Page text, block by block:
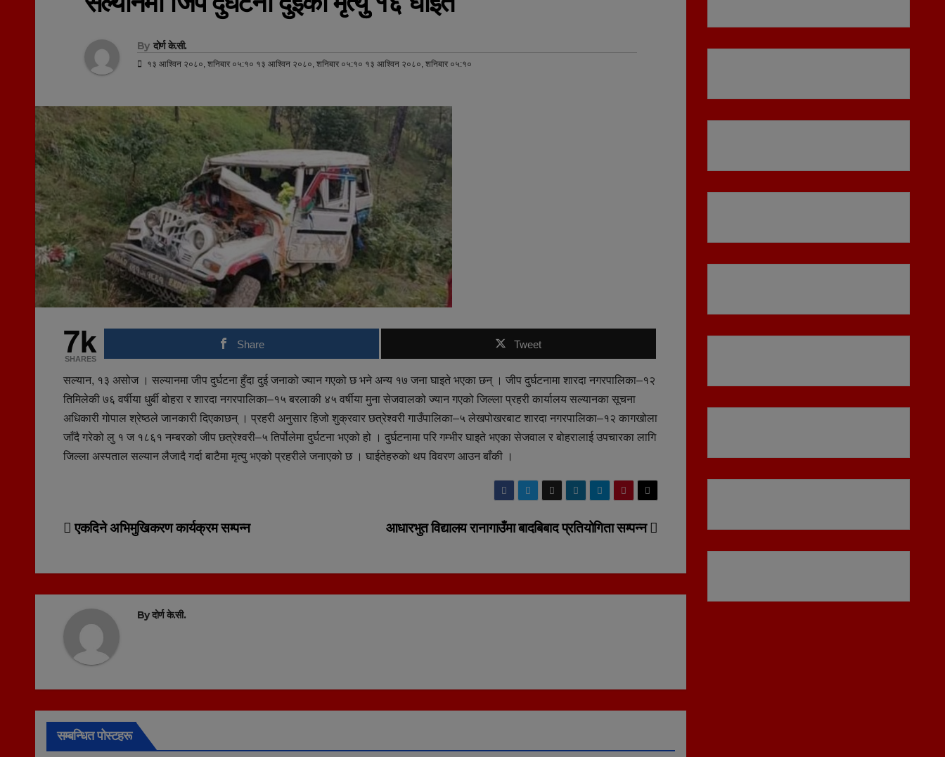
By दोर्ण के.सी.
१३ आश्विन २०८०, शनिबार ०५:१० १३ आश्विन २०८०, शनिबार ०५:१० १३ आश्विन २०८०, शनिबार ०५:१०
7k
SHARES
Share Tweet
सल्यान, १३ असोज । सल्यानमा जीप दुर्घटना हुँदा दुई जनाको ज्यान गएको छ भने अन्य १७ जना घाइते भएका छन् । जीप दुर्घटनामा शारदा नगरपालिका–१२
तिमिलेकी ७६ वर्षीया धुर्बी बोहरा र शारदा नगरपालिका–१५ बरलाकी ४५ वर्षीया मुना सेजवालको ज्यान गएको जिल्ला प्रहरी कार्यालय सल्यानका सूचना
अधिकारी गोपाल श्रेष्ठले जानकारी दिएकाछन् । प्रहरी अनुसार हिजो शुक्रवार छत्रेश्वरी गाउँपालिका–५ लेखपोखरबाट शारदा नगरपालिका–१२ कागखोला
जाँदै गरेको लु १ ज १८६१ नम्बरको जीप छत्रेश्वरी–५ तिर्पोलेमा दुर्घटना भएको हो । दुर्घटनामा परि गम्भीर घाइते भएका सेजवाल र बोहरालाई उपचारका लागि
जिल्ला अस्पताल सल्यान लैजादै गर्दा बाटैमा मृत्यु भएको प्रहरीले जनाएको छ । घाईतेहरुकाे थप विवरण आउन बाँकी ।
Post
आधारभुत विद्यालय रानागाउँमा बादबिबाद प्रतियोगिता सम्पन्न
एकदिने अभिमुखिकरण कार्यक्रम सम्पन्न
Byदोर्ण के.सी.
सम्बन्धित पोस्टहरू